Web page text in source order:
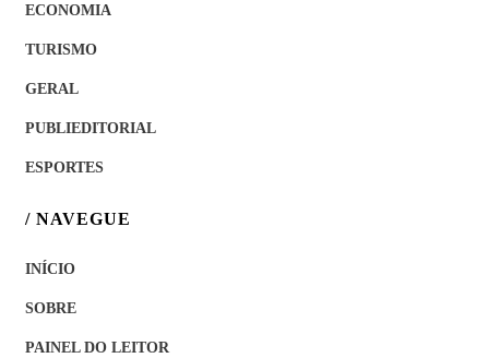
ECONOMIA
TURISMO
GERAL
PUBLIEDITORIAL
ESPORTES
/ NAVEGUE
INÍCIO
SOBRE
PAINEL DO LEITOR